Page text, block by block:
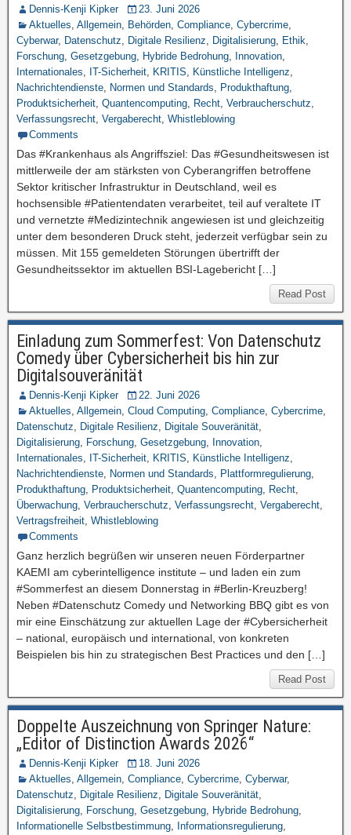
Dennis-Kenji Kipker
23. Juni 2026
Aktuelles, Allgemein, Behörden, Compliance, Cybercrime,
Cyberwar, Datenschutz, Digitale Resilienz, Digitalisierung, Ethik,
Forschung, Gesetzgebung, Hybride Bedrohung, Innovation,
Internationales, IT-Sicherheit, KRITIS, Künstliche Intelligenz,
Nachrichtendienste, Normen und Standards, Produkthaftung,
Produktsicherheit, Quantencomputing, Recht, Verbraucherschutz,
Verfassungsrecht, Vergaberecht, Whistleblowing
Comments
Das #Krankenhaus als Angriffsziel: Das #Gesundheitswesen ist
mittlerweile der am stärksten von Cyberangriffen betroffene
Sektor kritischer Infrastruktur in Deutschland, weil es
hochsensible #Patientendaten verarbeitet, teil auf veraltete IT
und vernetzte #Medizintechnik angewiesen ist und gleichzeitig
unter dem besonderen Druck steht, jederzeit verfügbar sein zu
müssen. Mit 155 gemeldeten Störungen übertrifft der
Gesundheitssektor im aktuellen BSI-Lagebericht […]
Read Post
Einladung zum Sommerfest: Von Datenschutz
Comedy über Cybersicherheit bis hin zur
Digitalsouveränität
Dennis-Kenji Kipker
22. Juni 2026
Aktuelles, Allgemein, Cloud Computing, Compliance, Cybercrime,
Datenschutz, Digitale Resilienz, Digitale Souveränität,
Digitalisierung, Forschung, Gesetzgebung, Innovation,
Internationales, IT-Sicherheit, KRITIS, Künstliche Intelligenz,
Nachrichtendienste, Normen und Standards, Plattformregulierung,
Produkthaftung, Produktsicherheit, Quantencomputing, Recht,
Überwachung, Verbraucherschutz, Verfassungsrecht, Vergaberecht,
Vertragsfreiheit, Whistleblowing
Comments
Ganz herzlich begrüßen wir unseren neuen Förderpartner
KAEMI am cyberintelligence institute – und laden ein zum
#Sommerfest an diesem Donnerstag in #Berlin-Kreuzberg!
Neben #Datenschutz Comedy und Networking BBQ gibt es von
mir eine Einschätzung zur aktuellen Lage der #Cybersicherheit
– national, europäisch und international, von konkreten
Beispielen bis hin zu strategischen Best Practices und den […]
Read Post
Doppelte Auszeichnung von Springer Nature:
„Editor of Distinction Awards 2026“
Dennis-Kenji Kipker
18. Juni 2026
Aktuelles, Allgemein, Compliance, Cybercrime, Cyberwar,
Datenschutz, Digitale Resilienz, Digitale Souveränität,
Digitalisierung, Forschung, Gesetzgebung, Hybride Bedrohung,
Informationelle Selbstbestimmung, Informationsregulierung,